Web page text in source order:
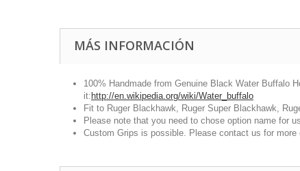
MÁS INFORMACIÓN
100% Handmade from Genuine Black Water Buffalo
it: http://en.wikipedia.org/wiki/Water_buffalo
Fit to Ruger Blackhawk, Ruger Super Blackhawk,
Please note that you need to chose option name for
Custom Grips is possible. Please contact us for